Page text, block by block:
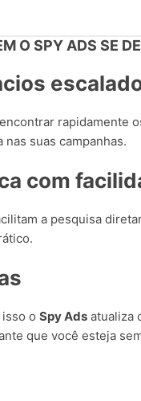
O SPY ADS SE
rapidamente
suas campanhas.
com
a pesquisa
o Spy Ads atualiza
que você esteja